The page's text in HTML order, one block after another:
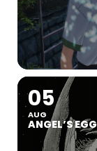
05
AUG
ANGEL’S